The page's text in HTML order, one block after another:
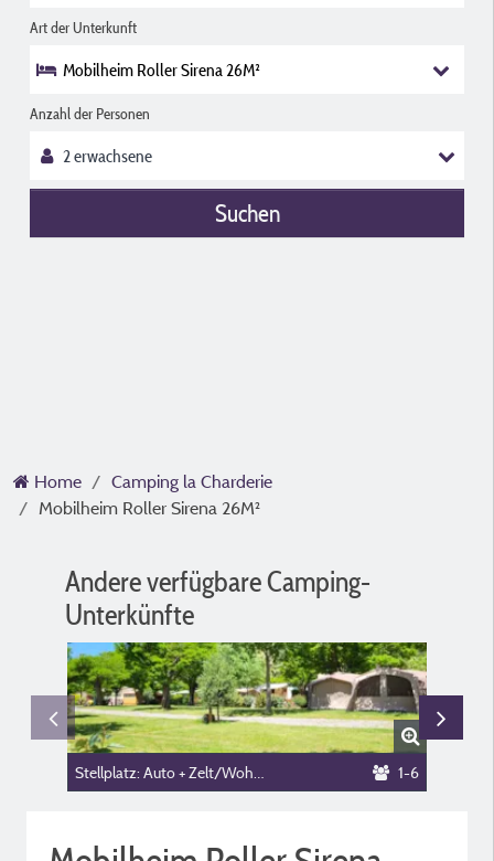
Art der Unterkunft
Mobilheim Roller Sirena 26M²
Anzahl der Personen
Suchen
Home
Camping la Charderie
Mobilheim Roller Sirena 26M²
Andere verfügbare Camping-
Unterkünfte
1-6